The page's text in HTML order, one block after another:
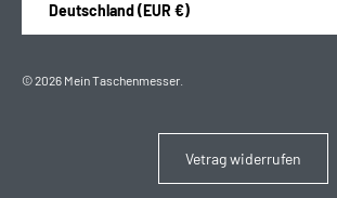
Deutschland (EUR €)
© 2026 Mein Taschenmesser
Vetrag widerrufen